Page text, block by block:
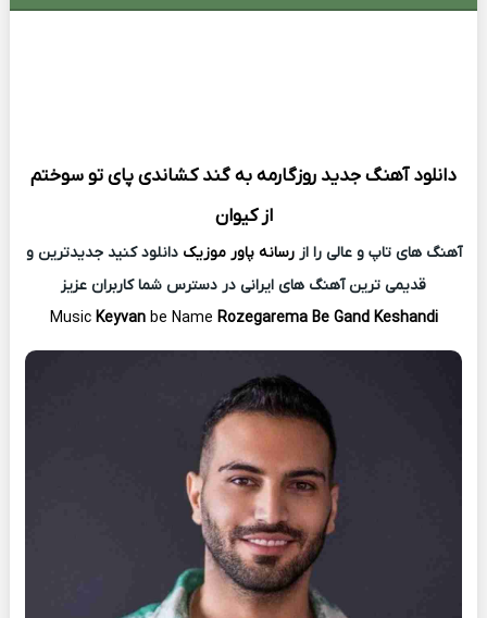
دانلود آهنگ جدید روزگارمه به گند کشاندی پای تو سوختم
ازکیوان
آهنگ های تاپ و عالی را ازرسانه پاور موزیک دانلود کنید جدیدترین و
قدیمی ترین آهنگ های ایرانی در دسترس شما کاربران عزیز
MusicKeyvan be Name Rozegarema Be Gand Keshandi